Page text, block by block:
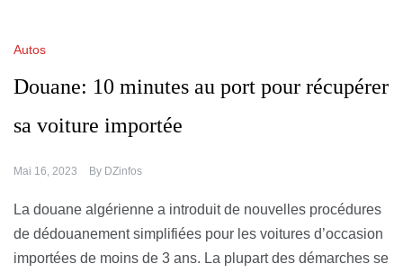
Autos
Douane: 10 minutes au port pour récupérer
sa voiture importée
Mai 16, 2023 By DZinfos
La douane algérienne a introduit de nouvelles procédures
de dédouanement simplifiées pour les voitures d’occasion
importées de moins de 3 ans. La plupart des démarches se